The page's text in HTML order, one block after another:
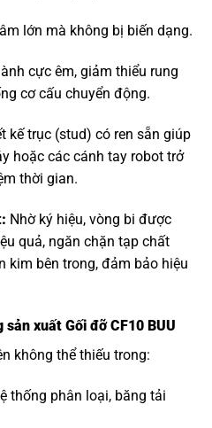
lớn mà không bị biến dạng.
cực êm, giảm thiểu rung
cơ cấu chuyển động.
kế trục (stud) có ren sẵn giúp
hoặc các cánh tay robot trở
thời gian.
Nhờ ký hiệu, vòng bi được
quả, ngăn chặn tạp chất
kim bên trong, đảm bảo hiệu
xuất Gối đỡ CF10 BUU
không thể thiếu trong:
thống phân loại, băng tải